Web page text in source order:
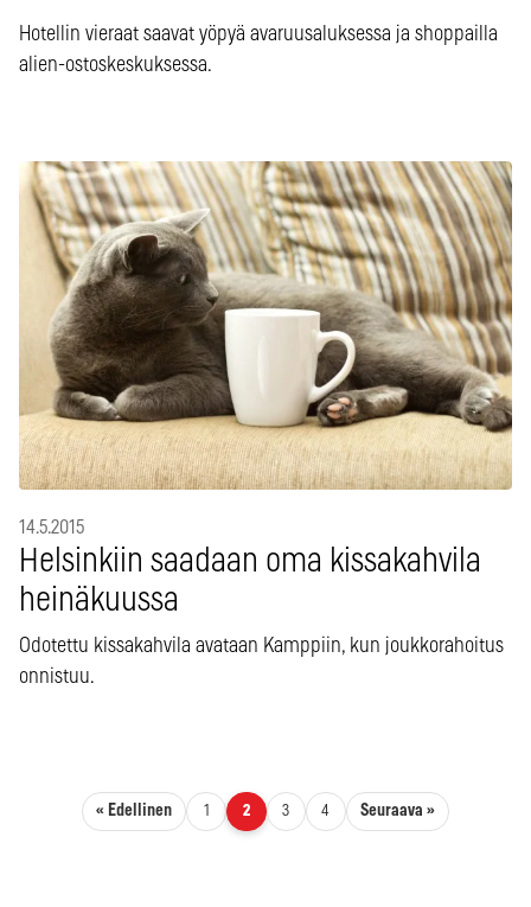
Hotellin vieraat saavat yöpyä avaruusaluksessa ja shoppailla
alien-ostoskeskuksessa.
14.5.2015
Helsinkiin saadaan oma kissakahvila
heinäkuussa
Odotettu kissakahvila avataan Kamppiin, kun joukkorahoitus
onnistuu.
Artikkelien sivutus
« Edellinen 1 2 3 4 Seuraava »